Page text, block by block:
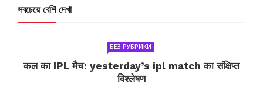
সবচেয়ে বেশি দেখা
БЕЗ РУБРИКИ
कल का IPL मैच: yesterday’s ipl match का संक्षिप्त
विश्लेषण